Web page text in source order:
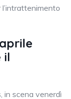
il
in scena venerdì